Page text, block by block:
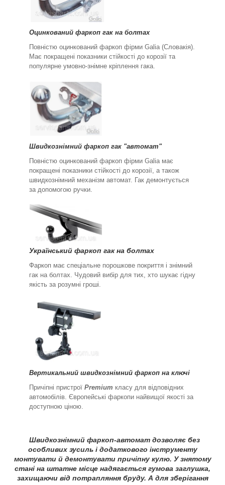
Оцинкований фаркоп гак на болтах
Повністю оцинкований фаркоп фірми Galia (Словакія).
Має покращені показники стійкості до корозії та
популярне умовно-знімне кріплення гака.
Швидкознімний фаркоп гак "автомат"
Повністю оцинкований фаркоп фірми Galia має
покращені показники стійкості до корозії, а також
швидкознімний механізм автомат. Гак демонтується
за допомогою ручки.
Український фаркоп гак на болтах
Фаркоп має спеціальне порошкове покриття і знімний
гак на болтах. Чудовий вибір для тих, хто шукає гідну
якість за розумні гроші.
Вертикальний швидкознімний фаркоп на ключі
Причіпні пристрої Premium класу для відповідних
автомобілів. Європейські фаркопи найвищої якості за
доступною ціною.
Швидкознімний фаркоп-автомат дозволяє без
особливих зусиль і додаткового інструменту
монтувати й демонтувати причіпну кулю. У знятому
стані на штатне місце надягається гумова заглушка,
захищаючи від потрапляння бруду. А для зберігання